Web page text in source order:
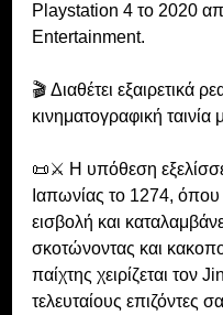
Playstation 4 το 2020
Entertainment.
🎬 Διαθέτει εξαιρετικά
κινηματογραφική
📜⚔️ Η υπόθεση
Ιαπωνίας το 1274,
εισβολή και
σκοτώνοντας και
παίχτης χειρίζεται τον
τελευταίους επιζόντες